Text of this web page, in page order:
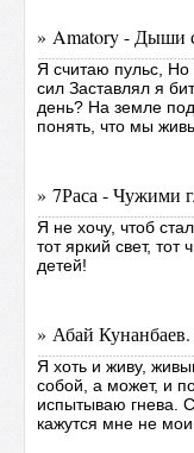
» Amatory - Дыши
Я считаю пульс,
сил Заставлял я
день? На земле
понять, что мы
» 7Раса - Чужими
Я не хочу, чтоб
тот яркий свет,
детей!
» Абай
Я хоть и живу,
собой, а может, и
испытываю гнева.
кажутся мне не